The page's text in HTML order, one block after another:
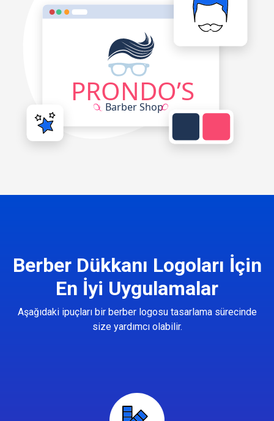
Berber Dükkanı Logoları İçin
En İyi Uygulamalar
Aşağıdaki ipuçları bir berber logosu tasarlama sürecinde
size yardımcı olabilir.